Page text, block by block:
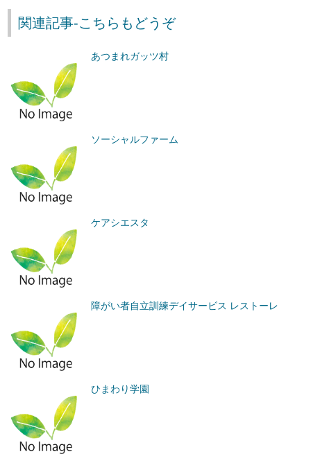
関連記事-こちらもどうぞ
あつまれガッツ村
ソーシャルファーム
ケアシエスタ
障がい者自立訓練デイサービス レストーレ
ひまわり学園